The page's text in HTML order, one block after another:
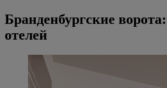
Бранденбургские
отелей